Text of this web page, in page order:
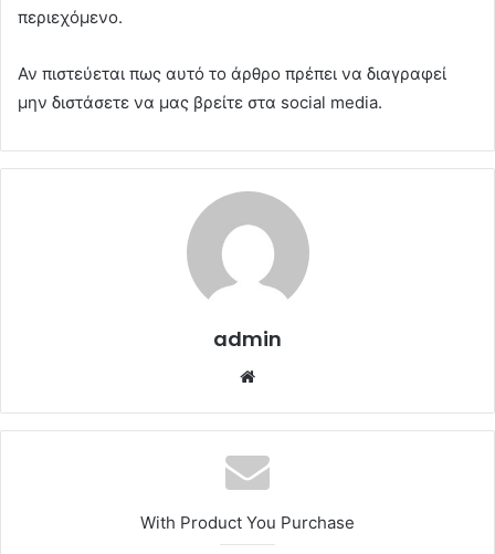
περιεχόμενο.
Αν πιστεύεται πως αυτό το άρθρο πρέπει να διαγραφεί
μην διστάσετε να μας βρείτε στα social media.
admin
With Product You Purchase